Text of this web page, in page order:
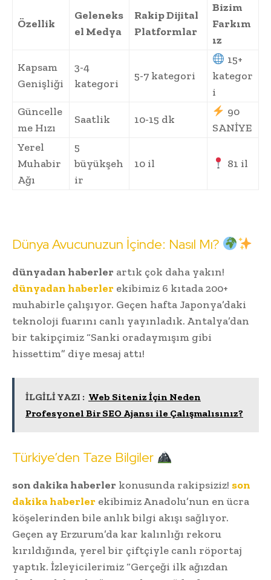
Özellik
Geleneks
el Medya
Rakip Dijital
Platformlar
Bizim
Farkım
ız
Kapsam
Genişliği
3-4
kategori
5-7 kategori
15+
kategor
i
Güncelle
me Hızı
Saatlik 10-15 dk
90
SANİYE
Yerel
Muhabir
Ağı
5
büyükşeh
ir
10 il 81 il
Dünya Avucunuzun İçinde: Nasıl Mı?
dünyadan haberler artık çok daha yakın!
dünyadan haberler ekibimiz 6 kıtada 200+
muhabirle çalışıyor. Geçen hafta Japonya’daki
teknoloji fuarını canlı yayınladık. Antalya’dan
bir takipçimiz “Sanki oradaymışım gibi
hissettim” diye mesaj attı!
İLGİLİ YAZI : Web Siteniz İçin Neden
Profesyonel Bir SEO Ajansı ile Çalışmalısınız?
Türkiye’den Taze Bilgiler
son dakika haberler konusunda rakipsiziz! son
dakika haberler ekibimiz Anadolu’nun en ücra
köşelerinden bile anlık bilgi akışı sağlıyor.
Geçen ay Erzurum’da kar kalınlığı rekoru
kırıldığında, yerel bir çiftçiyle canlı röportaj
yaptık. İzleyicilerimiz “Gerçeği ilk ağızdan